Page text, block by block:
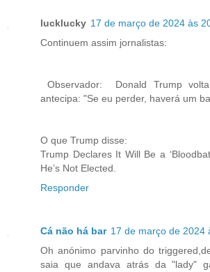
lucklucky 17 de março de 2024 às
Continuem assim jornalistas:
Observador: Donald Trump
antecipa: "Se eu perder, haverá um
O que Trump disse:
Trump Declares It Will Be a
He’s Not Elected.
Responder
Cá não há bar 17 de março de 2024
Oh anónimo parvinho do
saia que andava atrás da "lady"